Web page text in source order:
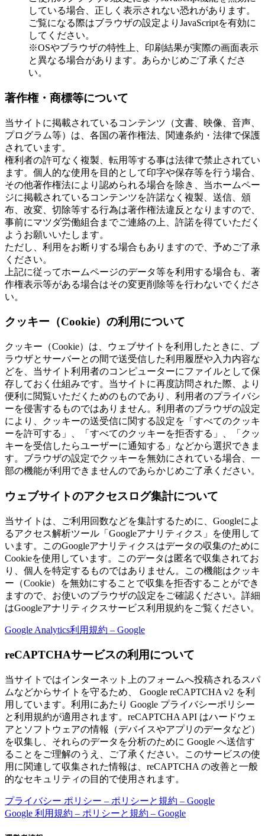
している場合、正しく表示されない恐れがあります。
ご覧になる際はブラウザの設定よりJavaScriptを有効に
してください。
※OSやブラウザの特性上、印刷結果が実際の画面表示
と異なる場合があります。あらかじめご了承くださ
い。
著作権・商標等について
当サイトに掲載されているコンテンツ（文書、映像、音声、
プログラム等）は、各国の著作権法、関連条約・法律で保護
されています。
権利者の許可なく複製、転用等する事は法律で禁止されてい
ます。個人的な使用を目的として印字や保存等を行う場合、
その他著作権法により認められる場合を除き、当ホームペー
ジに掲載されているコンテンツを許諾なく複製、送信、頒
布、改変、切除等する行為は著作権法違反となりますので、
事前にマツダ労働組合までご連絡の上、許諾を得ていただく
ようお願いいたします。
ただし、利用をお断りする場合もありますので、予めご了承
ください。
上記に従ってホームページのデータ等を利用する場合も、著
作権表示等がある場合はその変更削除等を行わないでくださ
い。
クッキー（Cookie）の利用について
クッキー（Cookie）は、ウェブサイトを利用したときに、ブ
ラウザとサーバーとの間で送受信した利用履歴や入力内容な
どを、当サイト利用者のコンピューターにファイルとして保
存しておく仕組みです。当サイトに再度訪問された際、より
便利に閲覧いただくためのものであり、利用者のプライバシ
ーを侵害するものではありません。利用者のブラウザの設定
により、クッキーの送受信に関する設定を「すべてのクッキ
ーを許可する」、「すべてのクッキーを拒否する」、「クッ
キーを受信したらユーザーに通知する」などから選択できま
す。ブラウザの設定でクッキーを無効にされている場合、一
部の機能が利用できませんのであらかじめご了承ください。
ウェブサイトのアクセスログ集計について
当サイトは、ご利用回数などを集計するために、Googleによ
るアクセス解析ツール「Googleアナリティクス」を使用して
います。このGoogleアナリティクスはデータの収集のために
Cookieを使用しています。このデータは匿名で収集されてお
り、個人を特定するものではありません。この機能はクッキ
ー（Cookie）を無効にすることで収集を拒否することができ
ますので、お使いのブラウザの設定をご確認ください。詳細
はGoogleアナリティクスサービス利用規約をご覧ください。
Google Analytics利用規約 – Google
reCAPTCHAサービスの利用について
当サイトではインターネット上のフォームへ投稿されるスパ
ムなどからサイトを守るため、 Google reCAPTCHA v2 を利
用しています。利用にあたり Google プライバシーポリシー
と利用規約が適用されます。reCAPTCHA API はハードウェ
アとソフトウェアの情報（デバイスやアプリのデータなど）
を収集し、それらのデータを分析のために Google へ送信す
ることをご理解のうえ、ご了承ください。このサービスの使
用に関連して収集された情報は、reCAPTCHA の改善と一般
的なセキュリティの目的で使用されます。
プライバシー ポリシー – ポリシーと規約 – Google
Google 利用規約 – ポリシーと規約 – Google